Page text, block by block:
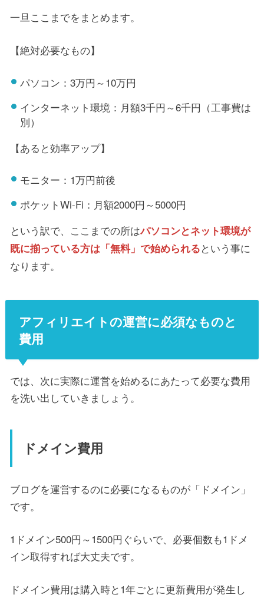
一旦ここまでをまとめます。
【絶対必要なもの】
パソコン：3万円～10万円
インターネット環境：月額3千円～6千円（工事費は
別）
【あると効率アップ】
モニター：1万円前後
ポケットWi-Fi：月額2000円～5000円
という訳で、ここまでの所はパソコンとネット環境が
既に揃っている方は「無料」で始められるという事に
なります。
アフィリエイトの運営に必須なものと
費用
では、次に実際に運営を始めるにあたって必要な費用
を洗い出していきましょう。
ドメイン費用
ブログを運営するのに必要になるものが「ドメイン」
です。
1ドメイン500円～1500円ぐらいで、必要個数も1ドメ
イン取得すれば大丈夫です。
ドメイン費用は購入時と1年ごとに更新費用が発生し